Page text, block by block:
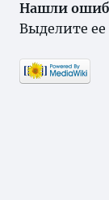
Нашли
Выделите